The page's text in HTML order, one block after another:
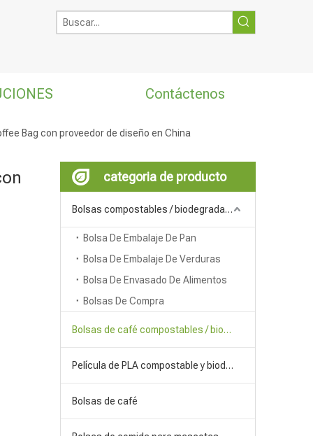
Contáctenos
Bag con proveedor de diseño en China
categoria de producto
Bolsas compostables / biodegradables
Bolsa De Embalaje De Pan
Bolsa De Embalaje De Verduras
Bolsa De Envasado De Alimentos
Bolsas De Compra
Bolsas de café compostables / biodegradables
Película de PLA compostable y biodegradable
Bolsas de café